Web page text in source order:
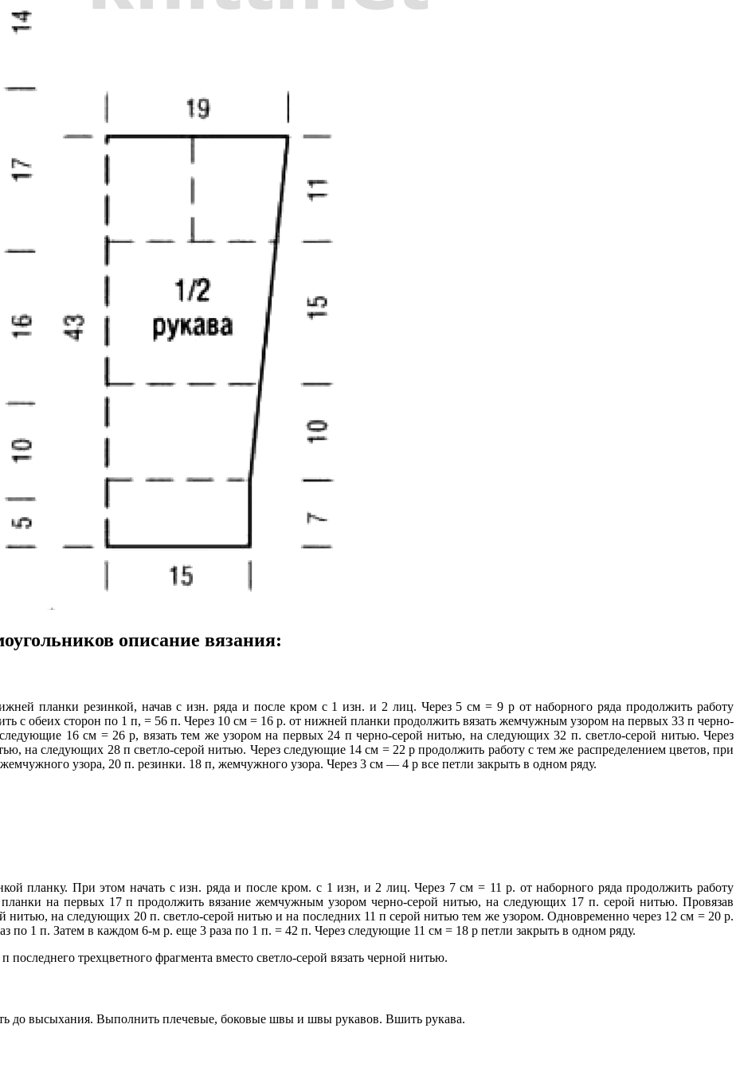
описание вязания:
планки резинкой, начав с изн. ряда и после кром с 1 изн. и 2 лиц. Через 5 см = 9 р от наборного ряда продолжить работу
с обеих сторон по 1 п, = 56 п. Через 10 см = 16 р. от нижней планки продолжить вязать жемчужным узором на первых 33 п черно-
16 см = 26 р, вязать тем же узором на первых 24 п черно-серой нитью, на следующих 32 п. светло-серой нитью. Через
на следующих 28 п светло-серой нитью. Через следующие 14 см = 22 р продолжить работу с тем же распределением цветов, при
узора, 20 п. резинки. 18 п, жемчужного узора. Через 3 см — 4 р все петли закрыть в одном ряду.
планку. При этом начать с изн. ряда и после кром. с 1 изн, и 2 лиц. Через 7 см = 11 р. от наборного ряда продолжить работу
на первых 17 п продолжить вязание жемчужным узором черно-серой нитью, на следующих 17 п. серой нитью. Провязав
нитью, на следующих 20 п. светло-серой нитью и на последних 11 п серой нитью тем же узором. Одновременно через 12 см = 20 р.
по 1 п. Затем в каждом 6-м р. еще 3 раза по 1 п. = 42 п. Через следующие 11 см = 18 р петли закрыть в одном ряду.
трехцветного фрагмента вместо светло-серой вязать черной нитью.
до высыхания. Выполнить плечевые, боковые швы и швы рукавов. Вшить рукава.